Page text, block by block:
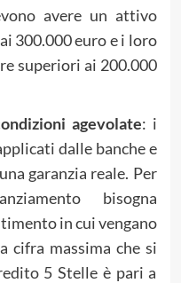
avere un attivo
300.000 euro e i loro
superiori ai 200.000
agevolate: i
dalle banche e
garanzia reale. Per
bisogna
in cui vengano
cifra massima che si
5 Stelle è pari a